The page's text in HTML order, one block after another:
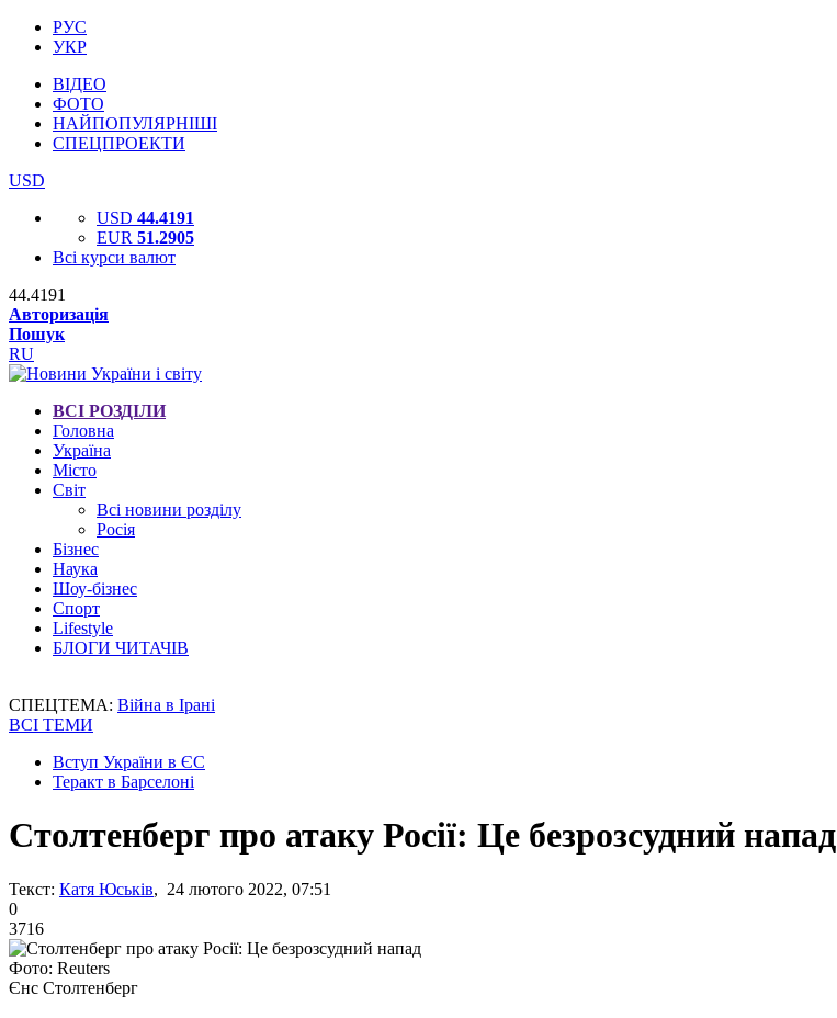
РУС
УКР
ВІДЕО
ФОТО
НАЙПОПУЛЯРНІШІ
СПЕЦПРОЕКТИ
USD
USD 44.4191
EUR 51.2905
Всі курси валют
44.4191
Авторизація
Пошук
RU
ВСІ РОЗДІЛИ
Головна
Україна
Місто
Світ
Всі новини розділу
Росія
Бізнес
Наука
Шоу-бізнес
Спорт
Lifestyle
БЛОГИ ЧИТАЧІВ
СПЕЦТЕМА: Війна в Ірані
ВСІ ТЕМИ
Вступ України в ЄС
Теракт в Барселоні
Столтенберг про атаку Росії: Це безрозсудний напад
Текст: Катя Юськів, 24 лютого 2022, 07:51
0
3716
Фото: Reuters
Єнс Столтенберг